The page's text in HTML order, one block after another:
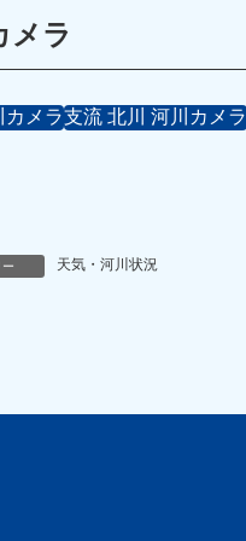
メラ
カメラ支流 北川 河川カメラ
天気・河川状況